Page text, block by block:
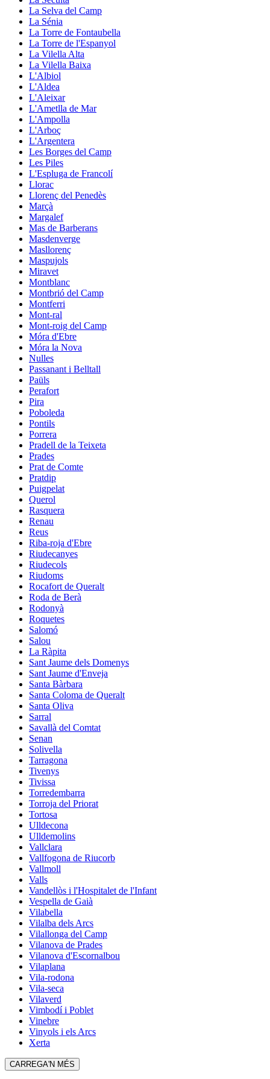
La Selva del Camp
La Sénia
La Torre de Fontaubella
La Torre de l'Espanyol
La Vilella Alta
La Vilella Baixa
L'Albiol
L'Aldea
L'Aleixar
L'Ametlla de Mar
L'Ampolla
L'Arboç
L'Argentera
Les Borges del Camp
Les Piles
L'Espluga de Francolí
Llorac
Llorenç del Penedès
Marçà
Margalef
Mas de Barberans
Masdenverge
Masllorenç
Maspujols
Miravet
Montblanc
Montbrió del Camp
Montferri
Mont-ral
Mont-roig del Camp
Móra d'Ebre
Móra la Nova
Nulles
Passanant i Belltall
Paüls
Perafort
Pira
Poboleda
Pontils
Porrera
Pradell de la Teixeta
Prades
Prat de Comte
Pratdip
Puigpelat
Querol
Rasquera
Renau
Reus
Riba-roja d'Ebre
Riudecanyes
Riudecols
Riudoms
Rocafort de Queralt
Roda de Berà
Rodonyà
Roquetes
Salomó
Salou
La Ràpita
Sant Jaume dels Domenys
Sant Jaume d'Enveja
Santa Bàrbara
Santa Coloma de Queralt
Santa Oliva
Sarral
Savallà del Comtat
Senan
Solivella
Tarragona
Tivenys
Tivissa
Torredembarra
Torroja del Priorat
Tortosa
Ulldecona
Ulldemolins
Vallclara
Vallfogona de Riucorb
Vallmoll
Valls
Vandellòs i l'Hospitalet de l'Infant
Vespella de Gaià
Vilabella
Vilalba dels Arcs
Vilallonga del Camp
Vilanova de Prades
Vilanova d'Escornalbou
Vilaplana
Vila-rodona
Vila-seca
Vilaverd
Vimbodí i Poblet
Vinebre
Vinyols i els Arcs
Xerta
CARREGA'N MÉS